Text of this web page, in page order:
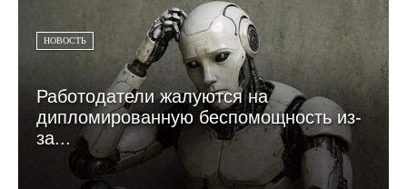
НОВОСТЬ
Работодатели жалуются на
дипломированную беспомощность из-
за...